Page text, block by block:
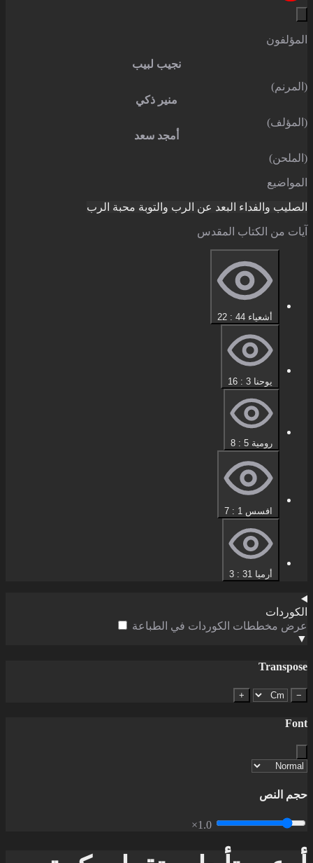
المؤلفون
نجيب لبيب
(المرنم)
منير ذكي
(المؤلف)
أمجد سعد
(الملحن)
المواضيع
الصليب والفداء البعد عن الرب والتوبة محبة الرب
آيات من الكتاب المقدس
أشعياء 44 : 22
يوحنا 3 : 16
رومية 5 : 8
افسس 1 : 7
أرميا 31 : 3
الكوردات
عرض مخططات الكوردات في الطباعة
▼
Transpose
−
+
Font
حجم النص
1.0×